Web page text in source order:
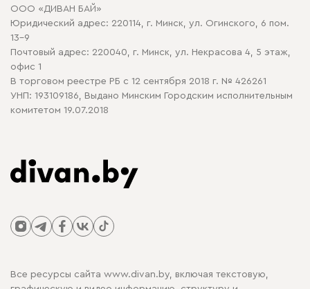
Политика конфиденциальности
Политика в отношении обработки cookie
ООО «ДИВАН БАЙ»
Юридический адрес: 220114, г. Минск, ул. Огинского, 6 пом.
13-9
Почтовый адрес: 220040, г. Минск, ул. Некрасова 4, 5 этаж,
офис 1
В торговом реестре РБ с 12 сентября 2018 г. № 426261
УНП: 193109186, Выдано Минским Городским исполнительным
комитетом 19.07.2018
Все ресурсы сайта www.divan.by, включая текстовую,